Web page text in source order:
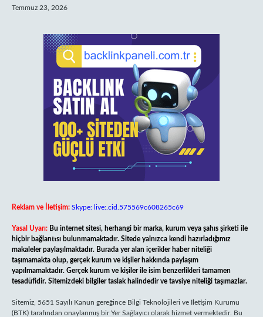
Temmuz 23, 2026
Reklam ve İletişim: Skype: live:.cid.575569c608265c69
Yasal Uyarı: Bu internet sitesi, herhangi bir marka, kurum veya şahıs şirketi ile
hiçbir bağlantısı bulunmamaktadır. Sitede yalnızca kendi hazırladığımız
makaleler paylaşılmaktadır. Burada yer alan içerikler haber niteliği
taşımamakta olup, gerçek kurum ve kişiler hakkında paylaşım
yapılmamaktadır. Gerçek kurum ve kişiler ile isim benzerlikleri tamamen
tesadüfidir. Sitemizdeki bilgiler taslak halindedir ve tavsiye niteliği taşımazlar.
Sitemiz, 5651 Sayılı Kanun gereğince Bilgi Teknolojileri ve İletişim Kurumu
(BTK) tarafından onaylanmış bir Yer Sağlayıcı olarak hizmet vermektedir. Bu